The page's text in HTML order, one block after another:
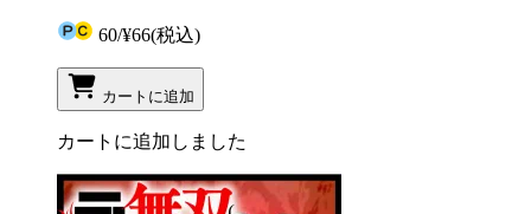
60/¥66(税込)
カートに追加
カートに追加しました